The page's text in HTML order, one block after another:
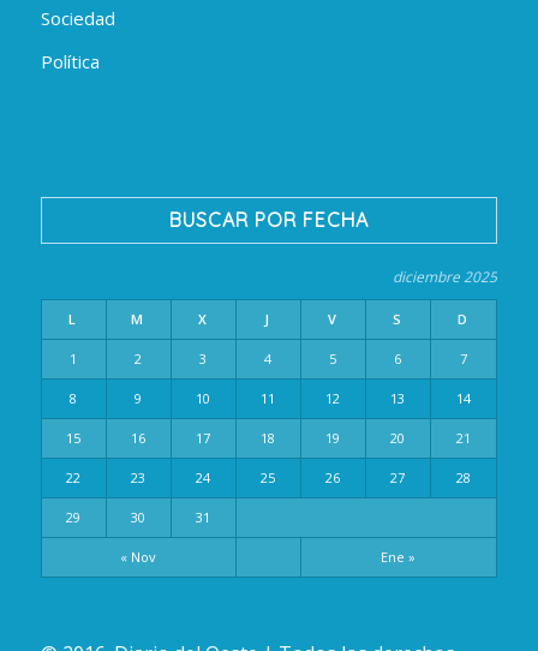
Sociedad
Política
BUSCAR POR FECHA
diciembre 2025
L M X J V S D
« Nov Ene »
1 2 3 4 5 6 7
8 9 10 11 12 13 14
15 16 17 18 19 20 21
22 23 24 25 26 27 28
29 30 31